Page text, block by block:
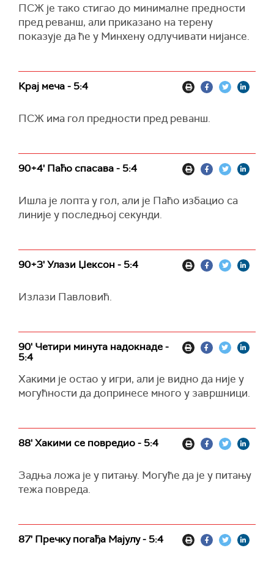
ПСЖ је тако стигао до минималне предности
пред реванш, али приказано на терену
показује да ће у Минхену одлучивати нијансе.
Крај меча - 5:4
ПСЖ има гол предности пред реванш.
90+4' Паћо спасава - 5:4
Ишла је лопта у гол, али је Паћо избацио са
линије у последњој секунди.
90+3' Улази Џексон - 5:4
Излази Павловић.
90' Четири минута надокнаде -
5:4
Хакими је остао у игри, али је видно да није у
могућности да допринесе много у завршници.
88' Хакими се повредио - 5:4
Задња ложа је у питању. Могуће да је у питању
тежа повреда.
87' Пречку погађа Мајулу - 5:4